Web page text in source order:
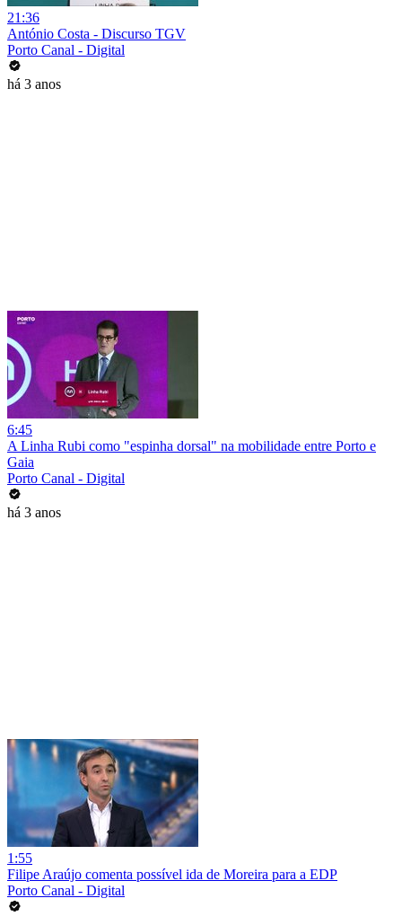
21:36
António Costa - Discurso TGV
Porto Canal - Digital
há 3 anos
6:45
A Linha Rubi como "espinha dorsal" na mobilidade entre Porto e
Gaia
Porto Canal - Digital
há 3 anos
1:55
Filipe Araújo comenta possível ida de Moreira para a EDP
Porto Canal - Digital